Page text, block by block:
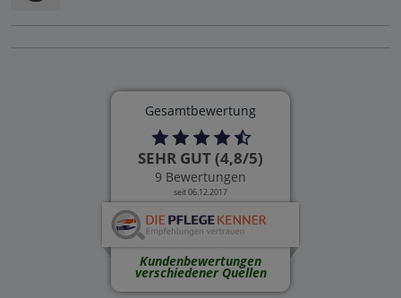
Gesamtbewertung
SEHR GUT (4,8/5)
9 Bewertungen
seit 06.12.2017
Kundenbewertungen
verschiedener Quellen